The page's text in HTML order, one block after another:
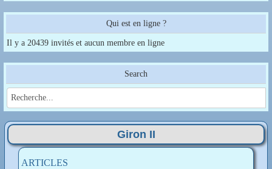
Qui est en ligne ?
Il y a 20439 invités et aucun membre en ligne
Search
Giron II
ARTICLES